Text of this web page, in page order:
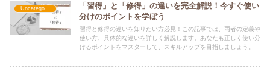
「習得」と「修得」の違いを完全解説！今すぐ使い
分けのポイントを学ぼう
習得と修得の違いを知りたい方必見！この記事では、両者の定義や
使い方、具体的な違いを詳しく解説します。あなたも正しく使い分
けるポイントをマスターして、スキルアップを目指しましょう。